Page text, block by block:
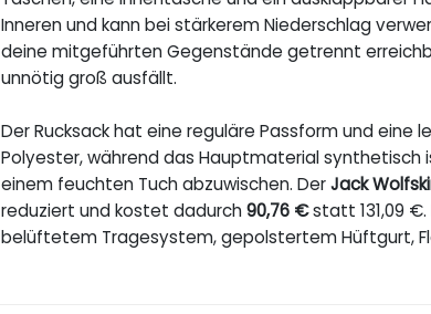
Inneren und kann bei stärkerem Niederschlag
deine mitgeführten Gegenstände getrennt
unnötig groß ausfällt.
Der Rucksack hat eine reguläre Passform und
Polyester, während das Hauptmaterial synthetisch
einem feuchten Tuch abzuwischen. DerJack
reduziert und kostet dadurch90,76 €statt 131,09
belüftetem Tragesystem, gepolstertem Hüftgurt,